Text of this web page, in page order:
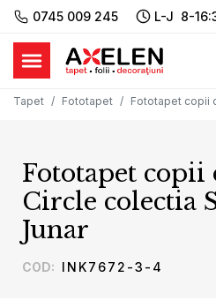
0745 009 245 L-J 8-
Tapet Fototapet Fototapet copii
Fototapet
Circle colectia
Junar
COD: INK7672-3-4